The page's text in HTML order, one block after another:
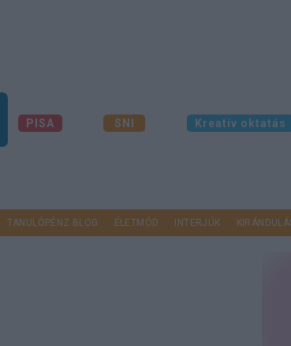
PISA SNI Kreatív oktatás
TANULÓPÉNZ BLOG ÉLETMÓD INTERJÚK